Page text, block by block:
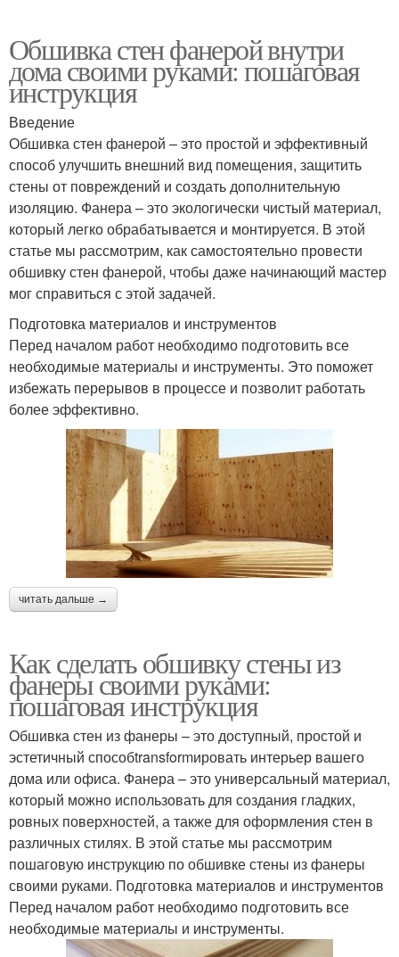
Обшивка стен фанерой внутри
дома своими руками: пошаговая
инструкция
Введение
Обшивка стен фанерой – это простой и эффективный
способ улучшить внешний вид помещения, защитить
стены от повреждений и создать дополнительную
изоляцию. Фанера – это экологически чистый материал,
который легко обрабатывается и монтируется. В этой
статье мы рассмотрим, как самостоятельно провести
обшивку стен фанерой, чтобы даже начинающий мастер
мог справиться с этой задачей.
Подготовка материалов и инструментов
Перед началом работ необходимо подготовить все
необходимые материалы и инструменты. Это поможет
избежать перерывов в процессе и позволит работать
более эффективно.
читать дальше →
Как сделать обшивку стены из
фанеры своими руками:
пошаговая инструкция
Обшивка стен из фанеры – это доступный, простой и
эстетичный способtransformировать интерьер вашего
дома или офиса. Фанера – это универсальный материал,
который можно использовать для создания гладких,
ровных поверхностей, а также для оформления стен в
различных стилях. В этой статье мы рассмотрим
пошаговую инструкцию по обшивке стены из фанеры
своими руками. Подготовка материалов и инструментов
Перед началом работ необходимо подготовить все
необходимые материалы и инструменты.